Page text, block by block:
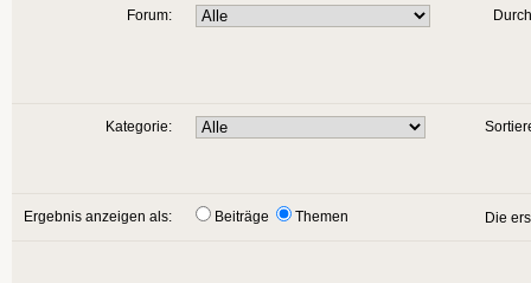
Forum:
Kategorie:
Ergebnis anzeigen als: Beiträge Themen Die